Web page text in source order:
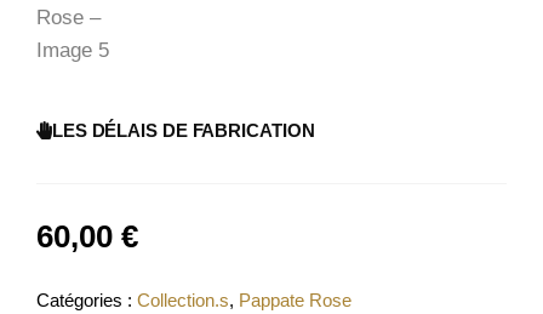
LES DÉLAIS DE FABRICATION
60,00 €
Catégories : Collection.s, Pappate Rose